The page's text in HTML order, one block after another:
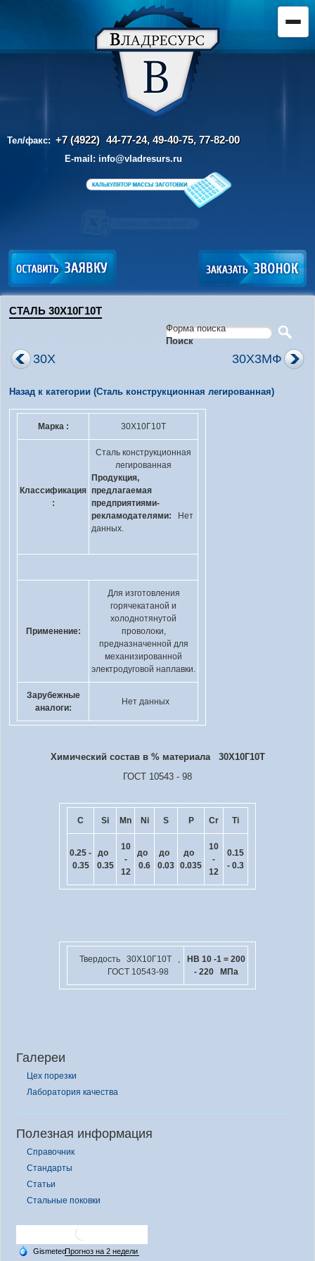
Тел/факс: +7 (4922) 44-77-24, 49-40-75, 77-82-00
E-mail: info@vladresurs.ru
СТАЛЬ 30Х10Г10Т
Форма поиска
Поиск
30Х 30Х3МФ
Назад к категории (Сталь конструкционная легированная)
Марка : 30Х10Г10Т
Классификация
:
Сталь конструкционная
легированная
Продукция,
предлагаемая
предприятиями-
рекламодателями:
Нет
данных.
Применение:
Для изготовления
горячекатаной и
холоднотянутой
проволоки,
предназначенной для
механизированной
электродуговой наплавки.
Зарубежные
аналоги:
Нет данных
Химический состав в % материала 30Х10Г10Т
ГОСТ 10543 - 98
C Si Mn Ni S P Cr Ti
0.25 -
0.35
до
0.35
10
-
12
до
0.6
до
0.03
до
0.035
10
-
12
0.15
- 0.3
Твердость 30Х10Г10Т ,
ГОСТ 10543-98
HB 10-1 = 200
- 220 МПа
Галереи
Цех порезки
Лаборатория качества
Полезная информация
Справочник
Стандарты
Статьи
Стальные поковки